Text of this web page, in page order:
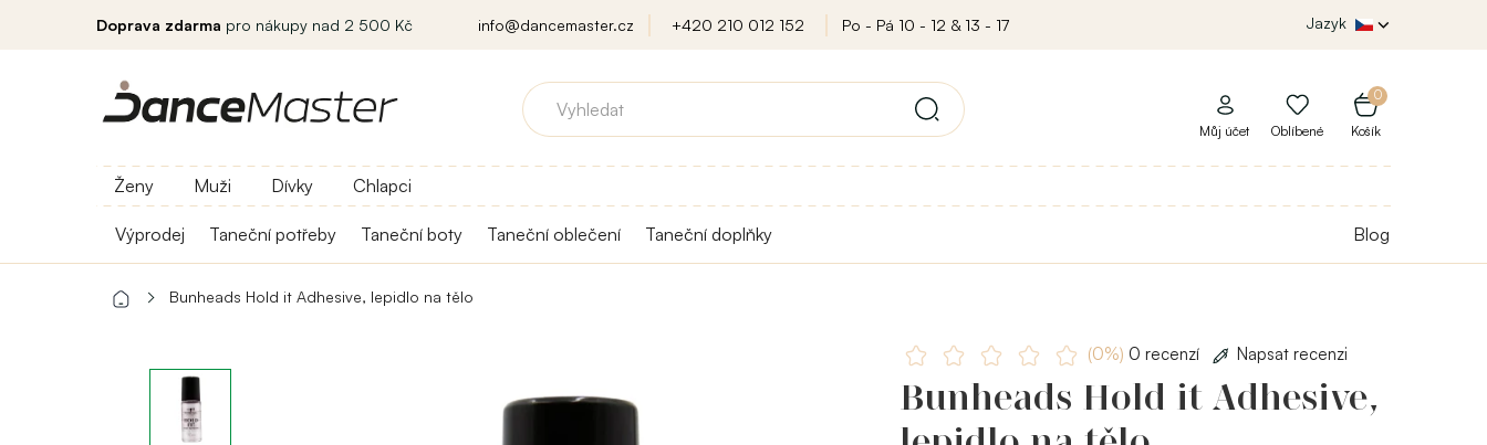
Doprava zdarma pro nákupy nad 2 500 Kč info@dancemaster.cz +420 210 012 152 Po - Pá 10 - 12 & 13 - 17 Jazyk
0
Košík
Můj účet Oblíbené
Ženy Muži Dívky Chlapci
Výprodej Taneční potřeby Taneční boty Taneční oblečení Taneční doplňky Blog
Bunheads Hold it Adhesive, lepidlo na tělo
(0%) 0 recenzí Napsat recenzi
Bunheads Hold it Adhesive,